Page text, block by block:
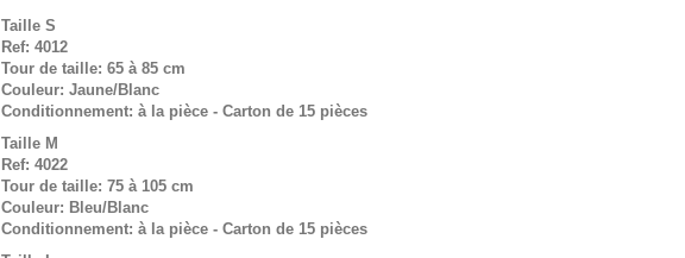
Taille S
Ref: 4012
Tour de taille: 65 à 85 cm
Couleur: Jaune/Blanc
Conditionnement: à la pièce - Carton de 15 pièces
Taille M
Ref: 4022
Tour de taille: 75 à 105 cm
Couleur: Bleu/Blanc
Conditionnement: à la pièce - Carton de 15 pièces